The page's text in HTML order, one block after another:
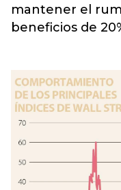
mantener el
beneficios de